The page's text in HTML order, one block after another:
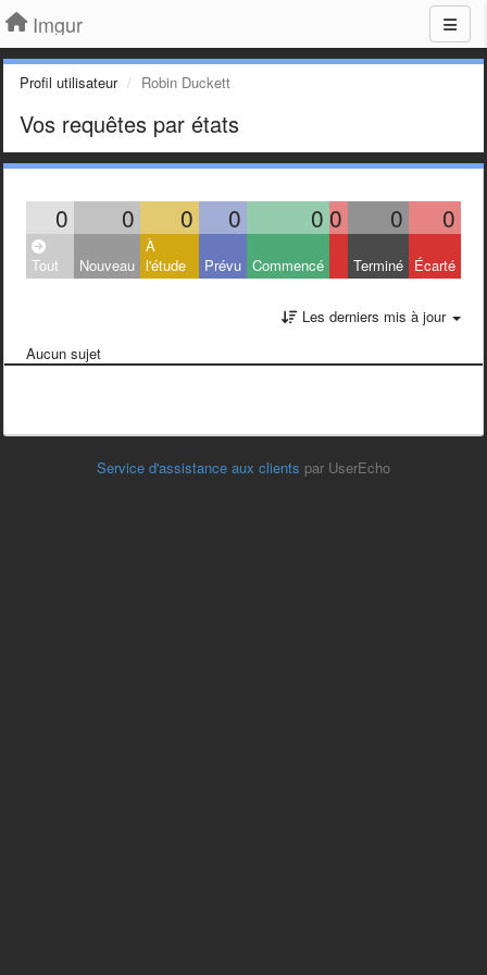
Imgur
Profil utilisateur Robin Duckett
Vos requêtes par états
0 0 0 0 0 0 0 0
Tout Nouveau
À
l'étude
Prévu Commencé Terminé Écarté
Les derniers mis à jour
Aucun sujet
Service d'assistance aux clients par UserEcho